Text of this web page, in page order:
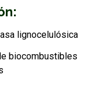
lignocelulósica
biocombustibles